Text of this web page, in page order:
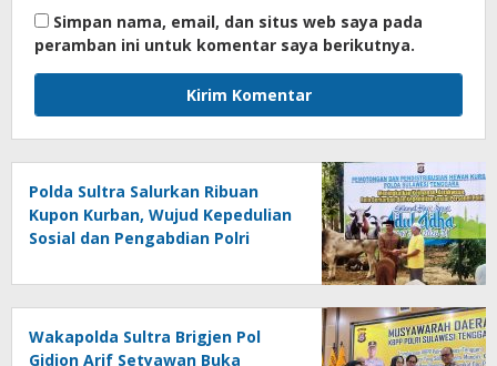
Simpan nama, email, dan situs web saya pada
peramban ini untuk komentar saya berikutnya.
Polda Sultra Salurkan Ribuan
Kupon Kurban, Wujud Kepedulian
Sosial dan Pengabdian Polri
Wakapolda Sultra Brigjen Pol
Gidion Arif Setyawan Buka